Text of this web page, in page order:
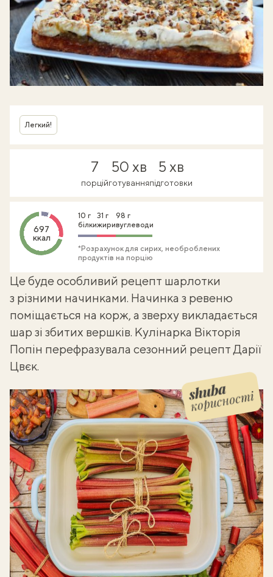
Легкий!
7
порцій
50 хв
готування
5 хв
підготовки
697
ккал
10 г
білки
31 г
жири
98 г
вуглеводи
*Розрахунок для сирих, необроблених
продуктів на порцію
Це буде особливий рецепт шарлотки
з різними начинками. Начинка з ревеню
поміщається на корж, а зверху викладається
шар зі збитих вершків. Кулінарка Вікторія
Попін перефразувала сезонний рецепт Дарії
Цвєк.
корисності
Shuba корисності